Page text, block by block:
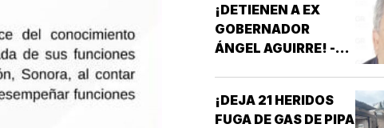
¡DETIENEN A EX
GOBERNADOR
ÁNGEL AGUIRRE! -
¡DEJA 21 HERIDOS
FUGA DE GAS DE PIPA